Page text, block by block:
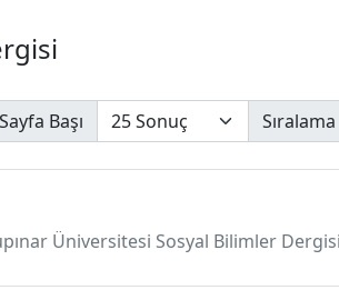
Sayfa Başı Sıralama
Üniversitesi Sosyal Bilimler